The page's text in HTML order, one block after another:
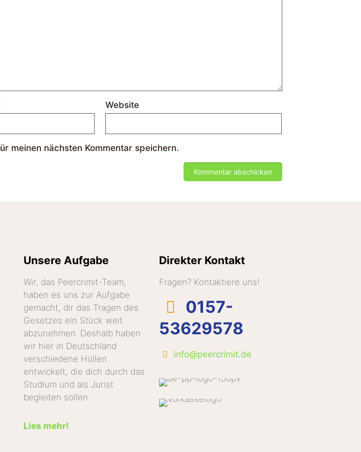
Website
meinen nächsten Kommentar speichern.
Unsere Aufgabe
Wir, das Peercrimit-Team,
haben es uns zur Aufgabe
gemacht, dir das Tragen des
Gesetzes ein Stück weit
abzunehmen. Deshalb haben
wir hier in Deutschland
verschiedene Hüllen
entwickelt, die dich durch das
Studium und als Jurist
begleiten sollen.
Lies mehr!
Direkter Kontakt
Fragen? Kontaktiere uns!
0157-
53629578
info@peercrimit.de